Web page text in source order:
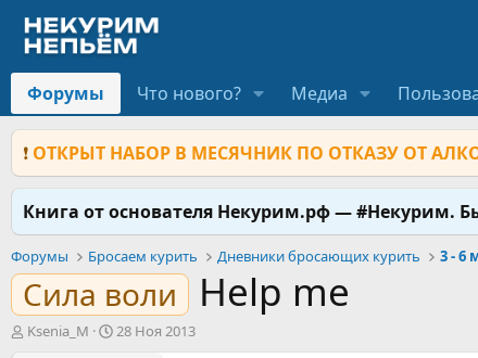
Форумы Что нового? Медиа
❗ ОТКРЫТ НАБОР В МЕСЯЧНИК ПО ОТКАЗУ ОТ
Книга от основателя Некурим.рф — #Некурим.
Форумы Бросаем курить Дневники бросающих курить 3 - 6
Сила воли Help me
А
Ksenia_M
Д
28 Ноя 2013